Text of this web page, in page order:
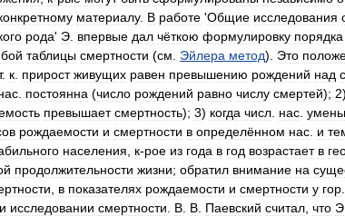
материалу. В работе 'Общие исследования
рода' Э впервые дал чёткою формулировку порядка
таблицы смертности (см Эйлера метод). Это
. к прирост живущих равен превышению рождений над
постоянна (число рождений равно числу смертей); 2)
превышает смертность); 3) когда числ нас
рождаемости и смертности в определённом нас и
населения к-рое из года в год возрастает в
продолжительности жизни; обратил внимание на
в показателях рождаемости и смертности у гор
исследовании смертности В В Паевский считал что Э